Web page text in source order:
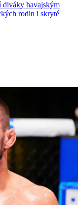
diváky havajským
rodin i skryté